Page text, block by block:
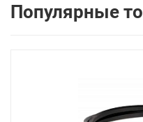
Популярные